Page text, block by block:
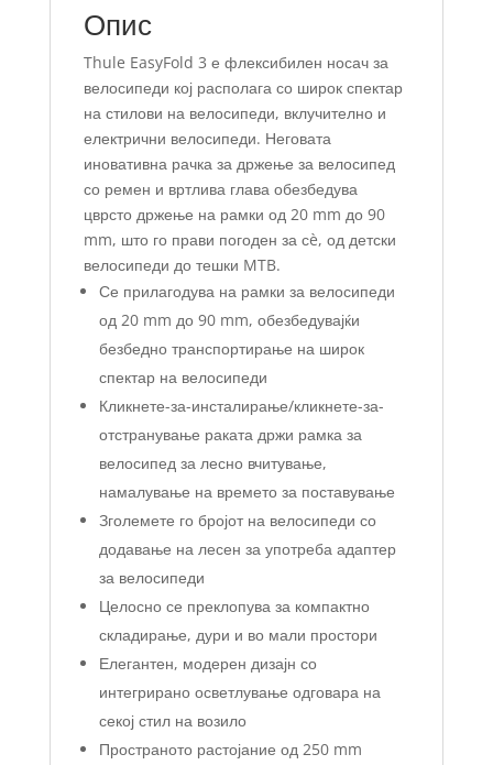
Опис
Thule EasyFold 3 е флексибилен носач за
велосипеди кој располага со широк спектар
на стилови на велосипеди, вклучително и
електрични велосипеди. Неговата
иновативна рачка за држење за велосипед
со ремен и вртлива глава обезбедува
цврсто држење на рамки од 20 mm до 90
mm, што го прави погоден за сè, од детски
велосипеди до тешки MTB.
Се прилагодува на рамки за велосипеди
од 20 mm до 90 mm, обезбедувајќи
безбедно транспортирање на широк
спектар на велосипеди
Кликнете-за-инсталирање/кликнете-за-
отстранување раката држи рамка за
велосипед за лесно вчитување,
намалување на времето за поставување
Зголемете го бројот на велосипеди со
додавање на лесен за употреба адаптер
за велосипеди
Целосно се преклопува за компактно
складирање, дури и во мали простори
Елегантен, модерен дизајн со
интегрирано осветлување одговара на
секој стил на возило
Пространото растојание од 250 mm